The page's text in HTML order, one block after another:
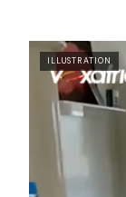
ILLUSTRATION